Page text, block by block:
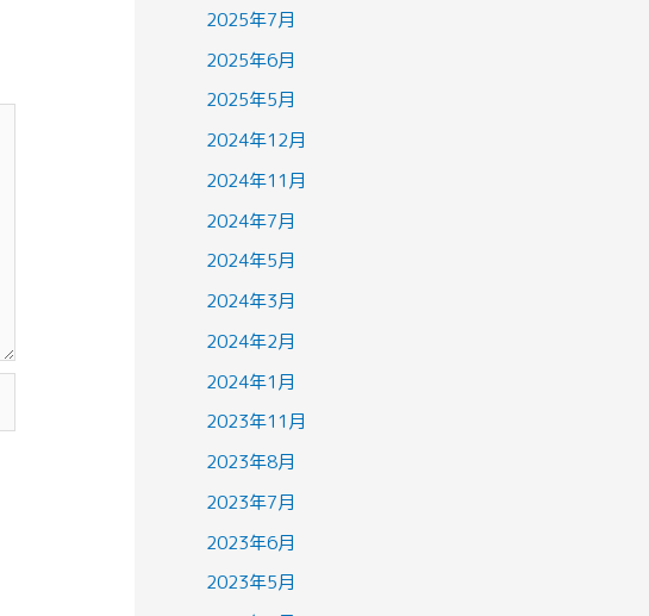
2025年7月
2025年6月
2025年5月
2024年12月
2024年11月
2024年7月
2024年5月
2024年3月
2024年2月
2024年1月
2023年11月
2023年8月
2023年7月
2023年6月
2023年5月